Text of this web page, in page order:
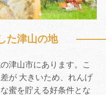
カートへ進む
た津山の地
津山市にあります。こ
が 大きいため、れんげ
蜜を貯える好条件とな